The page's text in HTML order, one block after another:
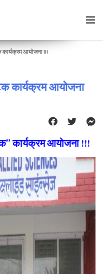
कार्यक्रम आयोजना !!!
कार्यक्रम आयोजना
कार्यक्रम आयोजना !!!